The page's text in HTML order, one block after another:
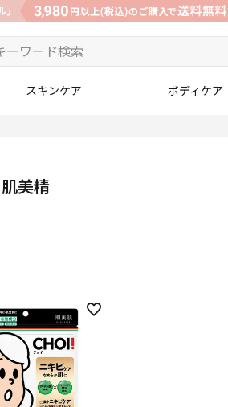
スキンケア ボディケア
肌美精